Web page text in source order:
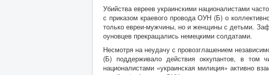
Убийства евреев украинскими националистами
с приказом краевого провода ОУН (Б) о
только евреи-мужчины, но и женщины с детьми.
оуновцев прекращались немецкими солдатами.
Несмотря на неудачу с провозглашением
(Б) поддерживало действия оккупантов, в том
националистами «украинская милиция» активно